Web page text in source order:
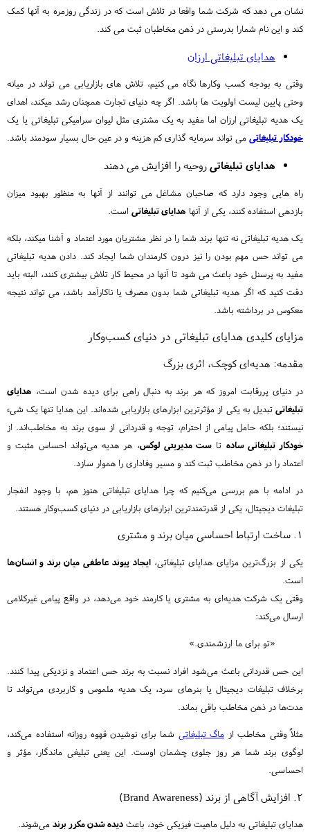
نشان می دهد که شرکت شما واقعا در تلاش است که در زندگی روزمره به آنها کمک
کند و این نام شمارا بدرستی در ذهن مخاطبان ثبت می کند.
هدایای تبلیغاتی ارزان
وقتی به بودجه کسب وکارها نگاه می کنیم، تلاش های بازاریابی می تواند در میانه
وحتی پایین لیست اولویت ها باشد. اگر چه دنیای تجارت همچنان رشد میکند، اهدای
یک هدیه تبلیغاتی ارزان اما مفید به یک مشتری مثل لیوان سرامیکی تبلیغاتی یا یک
خودکار تبلیغاتی می تواند سرمایه گذاری کم هزینه و در عین حال بسیار سودمند باشد.
هدایای تبلیغاتیروحیه را افزایش می دهند
راه هایی وجود دارد که صاحبان مشاغل می توانند از آنها به منظور بهبود میزان
بازدهی استفاده کنند، یکی از آنها هدایای تبلیغاتی است.
یک هدیه تبلیغاتی نه تنها برند شما را در نظر مشتریان مورد اعتماد و آشنا میکند، بلکه
می تواند حس مهم بودن را نیز درون کارمندان شما ایجاد کند. دادن هدیه تبلیغاتی
مفید به پرسنل خود باعث می شود تا آنها در محیط کار تلاش بیشتری کنند، البته باید
دقت کنید که اگر هدیه تبلیغاتی شما بدون مصرف یا ناکارآمد باشد، می تواند نتیجه
معکوس در برداشته باشد.
مزایای کلیدی هدایای تبلیغاتی در دنیای کسب‌وکار
مقدمه: هدیه‌ای کوچک، اثری بزرگ
در دنیای پررقابت امروز که هر برند به دنبال راهی برای دیده شدن است، هدایای
تبلیغاتی تبدیل به یکی از مؤثرترین ابزارهای بازاریابی شده‌اند. این هدایا تنها یک شیء
نیستند؛ بلکه حامل پیامی از احترام، توجه و قدردانی از سوی برند به مخاطب‌اند. از
خودکار تبلیغاتی ساده تا ست مدیریتی لوکس، هر هدیه می‌تواند احساس مثبت و
اعتماد را در ذهن مخاطب ثبت کند و مسیر وفاداری را هموار سازد.
در ادامه با هم بررسی می‌کنیم که چرا هدایای تبلیغاتی هنوز هم، با وجود انفجار
تبلیغات دیجیتال، یکی از قدرتمندترین ابزارهای بازاریابی در دنیای کسب‌وکار هستند.
۱. ساخت ارتباط احساسی میان برند و مشتری
یکی از بزرگ‌ترین مزایای هدایای تبلیغاتی،ایجاد پیوند عاطفی میان برند و انسان‌ها
است.
وقتی یک شرکت هدیه‌ای به مشتری یا کارمند خود می‌دهد، در واقع پیامی غیرکلامی
ارسال می‌کند:
«تو برای ما ارزشمندی.»
این حس قدردانی باعث می‌شود افراد نسبت به برند حس اعتماد و نزدیکی پیدا کنند.
برخلاف تبلیغات دیجیتال یا بنرهای سرد، یک هدیه ملموس و کاربردی می‌تواند تا
مدت‌ها در ذهن مخاطب باقی بماند.
مثلاً وقتی مخاطب از ماگ تبلیغاتی شما برای نوشیدن قهوه روزانه استفاده می‌کند،
لوگوی برند شما هر روز جلوی چشمان اوست. این یعنی تبلیغی ماندگار، مؤثر و
احساسی.
۲. افزایش آگاهی از برند (Brand Awareness)
هدایای تبلیغاتی به دلیل ماهیت فیزیکی خود، باعث دیده شدن مکرر برند می‌شوند.